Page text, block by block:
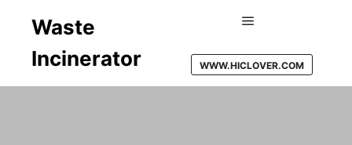
Waste
Incinerator
WWW.HICLOVER.COM